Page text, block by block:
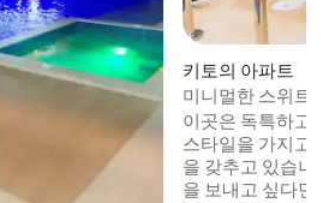
키토의 아파트
미니멀한 스위트 •
이곳은 독특하고
스타일을 가지고
을 갖추고 있습니
을 보내고 싶다면